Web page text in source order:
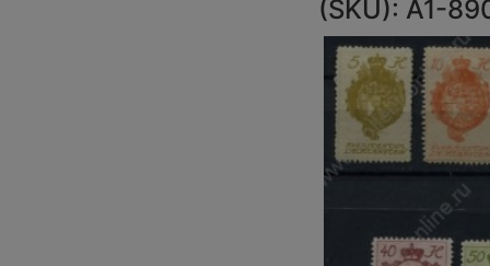
(SKU): A1-